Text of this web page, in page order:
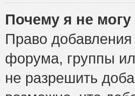
Почему я не
Право
форума, группы
не разрешить